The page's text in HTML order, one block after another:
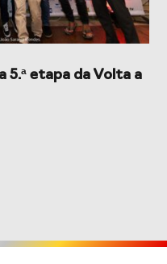
5.ª etapa da Volta a